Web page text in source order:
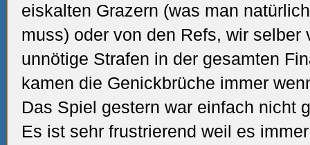
eiskalten Grazern (was man
muss) oder von den Refs, wir selber
unnötige Strafen in der gesamten
kamen die Genickbrüche immer
Das Spiel gestern war einfach nicht
Es ist sehr frustrierend weil es